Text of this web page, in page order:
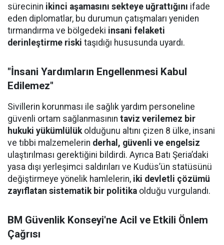
sürecinin ikinci aşamasını sekteye uğrattığını ifade
eden diplomatlar, bu durumun çatışmaları yeniden
tırmandırma ve bölgedeki insani felaketi
derinleştirme riski taşıdığı hususunda uyardı.
"İnsani Yardımların Engellenmesi Kabul
Edilemez"
Sivillerin korunması ile sağlık yardım personeline
güvenli ortam sağlanmasının taviz verilemez bir
hukuki yükümlülük olduğunu altını çizen 8 ülke, insani
ve tıbbi malzemelerin derhal, güvenli ve engelsiz
ulaştırılması gerektiğini bildirdi. Ayrıca Batı Şeria’daki
yasa dışı yerleşimci saldırıları ve Kudüs’ün statüsünü
değiştirmeye yönelik hamlelerin, iki devletli çözümü
zayıflatan sistematik bir politika olduğu vurgulandı.
BM Güvenlik Konseyi'ne Acil ve Etkili Önlem
Çağrısı